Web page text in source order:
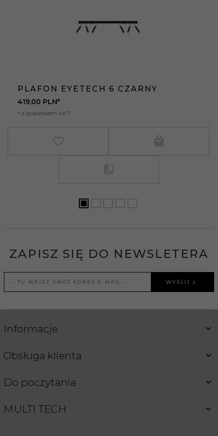
PLAFON EYETECH 6 CZARNY
419,00 PLN*
* z podatkiem VAT
ZAPISZ SIĘ DO NEWSLETERA
WYŚLIJ
Informacje
Obsługa klienta
Do poczytania
MULTI TECH